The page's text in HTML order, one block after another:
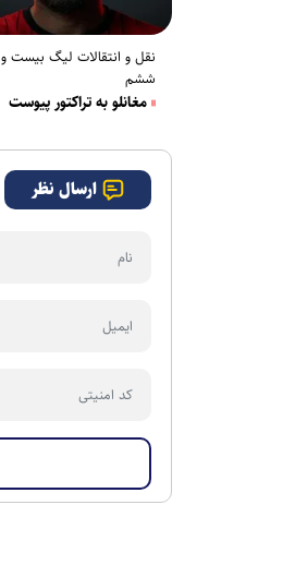
نقل و انتقالات لیگ بیست و
ششم
مغانلو به تراکتور پیوست
ارسال نظر